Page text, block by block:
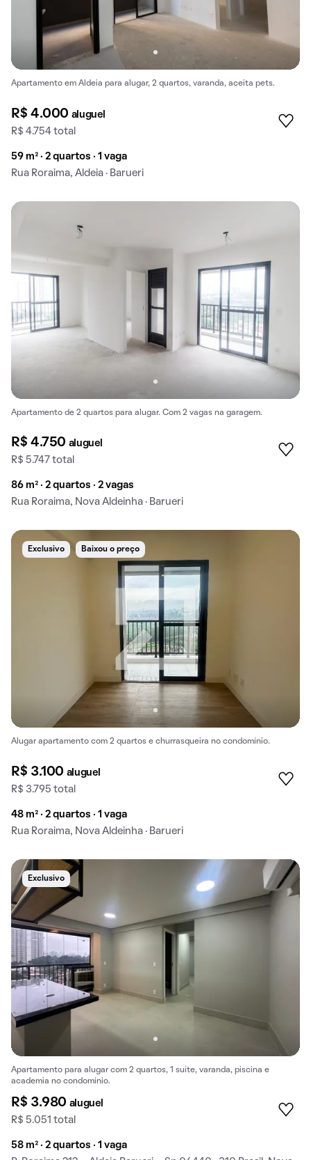
Apartamento em Aldeia para alugar, 2 quartos, varanda, aceita pets.
R$ 4.000 aluguel
R$ 4.754 total
59 m² · 2 quartos · 1 vaga
Rua Roraima, Aldeia · Barueri
Apartamento de 2 quartos para alugar. Com 2 vagas na garagem.
R$ 4.750 aluguel
R$ 5.747 total
86 m² · 2 quartos · 2 vagas
Rua Roraima, Nova Aldeinha · Barueri
Exclusivo Baixou o preço
Alugar apartamento com 2 quartos e churrasqueira no condomínio.
R$ 3.100 aluguel
R$ 3.795 total
48 m² · 2 quartos · 1 vaga
Rua Roraima, Nova Aldeinha · Barueri
Exclusivo
Apartamento para alugar com 2 quartos, 1 suíte, varanda, piscina e
academia no condomínio.
R$ 3.980 aluguel
R$ 5.051 total
58 m² · 2 quartos · 1 vaga